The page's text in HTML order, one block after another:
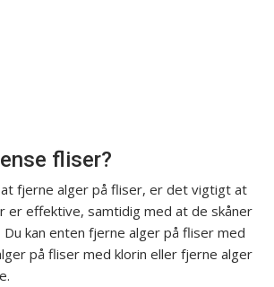
fliser?
fjerne alger på fliser, er det vigtigt at
effektive, samtidig med at de skåner
kan enten fjerne alger på fliser med
på fliser med klorin eller fjerne alger